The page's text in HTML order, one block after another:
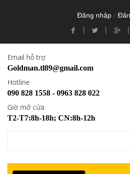
Đăng nhập /
Email hỗ trợ
Goldman.tl89@gmail.com
Hotline
090 828 1558 - 0963 828 022
Giờ mở cửa
T2-T7:8h-18h; CN:8h-12h